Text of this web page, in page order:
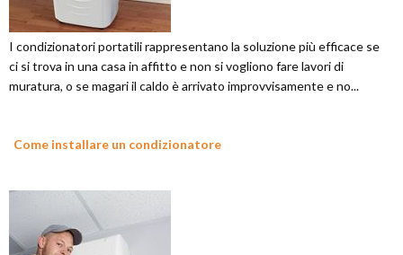
I condizionatori portatili rappresentano la soluzione più efficace se
ci si trova in una casa in affitto e non si vogliono fare lavori di
muratura, o se magari il caldo è arrivato improvvisamente e no...
Come installare un condizionatore